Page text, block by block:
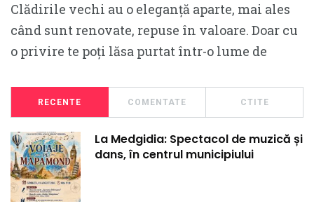
Clădirile vechi au o eleganță aparte, mai ales
când sunt renovate, repuse în valoare. Doar cu
o privire te poți lăsa purtat într-o lume de
RECENTE COMENTATE CTITE
La Medgidia: Spectacol de muzică și
dans, în centrul municipiului